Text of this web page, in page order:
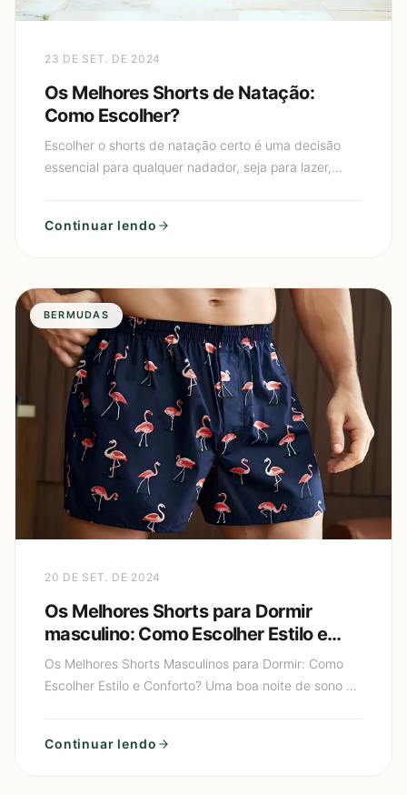
23 DE SET. DE 2024
Os Melhores Shorts de Natação:
Como Escolher?
Escolher o shorts de natação certo é uma decisão
essencial para qualquer nadador, seja para lazer,
Continuar lendo
BERMUDAS
20 DE SET. DE 2024
Os Melhores Shorts para Dormir
masculino: Como Escolher Estilo e
Conforto?
Os Melhores Shorts Masculinos para Dormir: Como
Escolher Estilo e Conforto? Uma boa noite de sono é
Continuar lendo